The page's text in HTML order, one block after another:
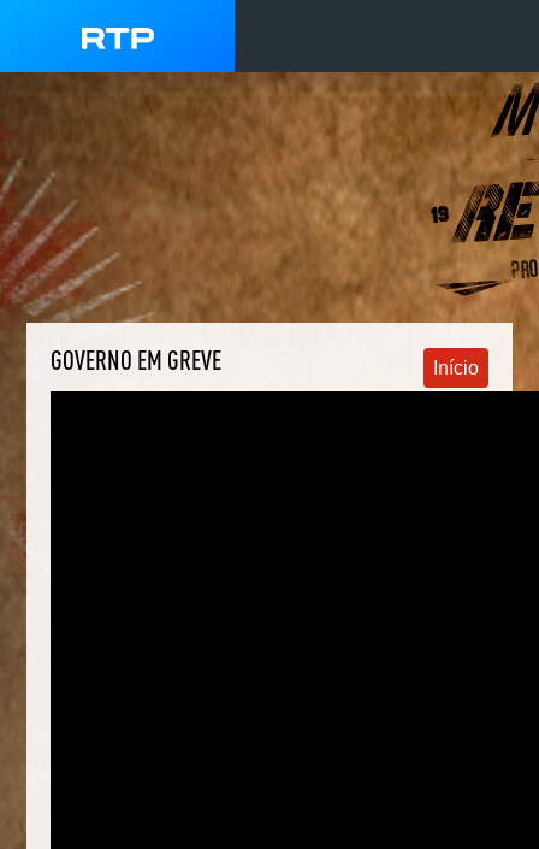
GOVERNO EM GREVE Início